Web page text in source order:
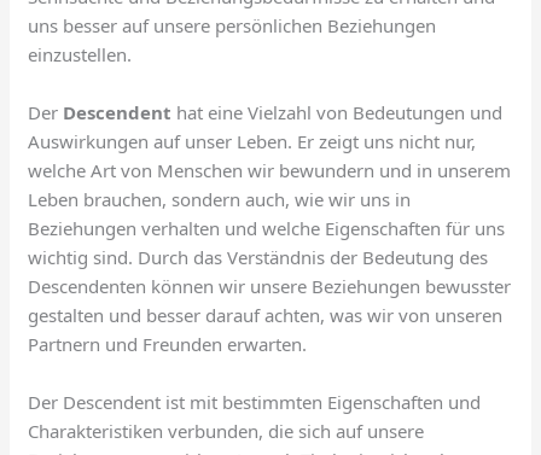
uns besser auf unsere persönlichen Beziehungen
einzustellen.
Der Descendent hat eine Vielzahl von Bedeutungen und
Auswirkungen auf unser Leben. Er zeigt uns nicht nur,
welche Art von Menschen wir bewundern und in unserem
Leben brauchen, sondern auch, wie wir uns in
Beziehungen verhalten und welche Eigenschaften für uns
wichtig sind. Durch das Verständnis der Bedeutung des
Descendenten können wir unsere Beziehungen bewusster
gestalten und besser darauf achten, was wir von unseren
Partnern und Freunden erwarten.
Der Descendent ist mit bestimmten Eigenschaften und
Charakteristiken verbunden, die sich auf unsere